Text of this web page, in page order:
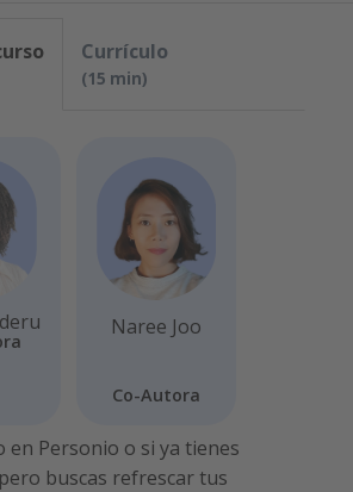
Naree Joo
Co-Autora
en Personio o si ya tienes
buscas refrescar tus
Currículo
15 min